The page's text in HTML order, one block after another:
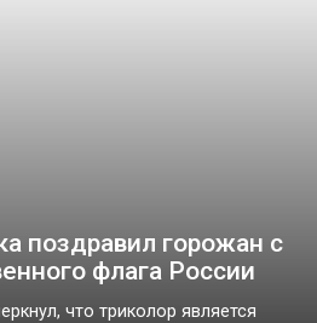
поздравил горожан с
флага России
что триколор является